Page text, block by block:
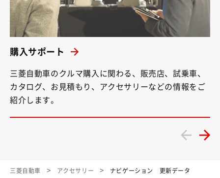
購入サポート
三菱自動車のクルマ購入に関わる、販売店、試乗車、
カタログ、お見積もり、アクセサリーなどの情報をご
紹介します。
三菱自動車 アクセサリー ナビゲーション 更新データ